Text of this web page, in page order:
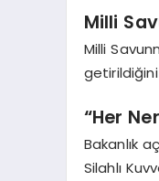
Milli
Milli
“Her
Bakanlık
Silahlı